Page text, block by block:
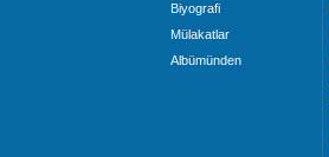
Biyografi
Mülakatlar
Albümünden